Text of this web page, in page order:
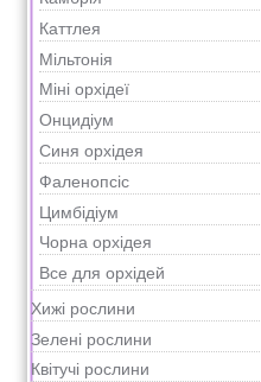
Каттлея
Мільтонія
Міні орхідеї
Онцидіум
Синя орхідея
Фаленопсіс
Цимбідіум
Чорна орхідея
Все для орхідей
Хижі рослини
Зелені рослини
Квітучі рослини